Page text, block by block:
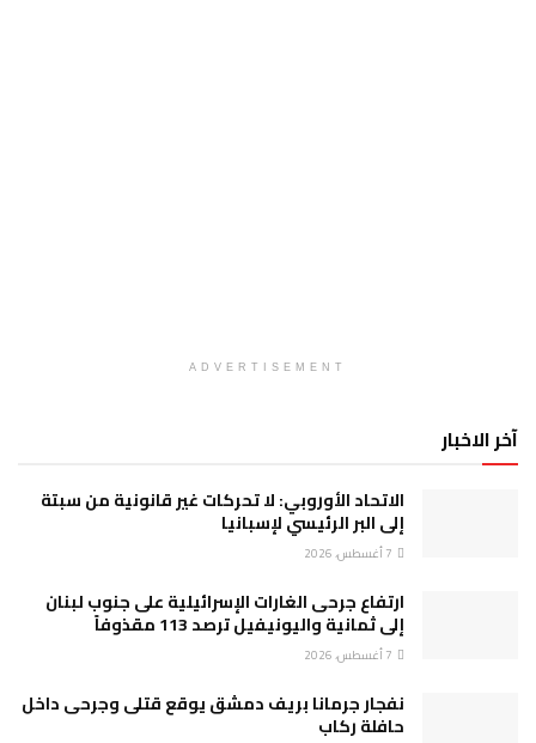
ADVERTISEMENT
آخر الاخبار
الاتحاد الأوروبي: لا تحركات غير قانونية من سبتة
إلى البر الرئيسي لإسبانيا
ارتفاع جرحى الغارات الإسرائيلية على جنوب لبنان
إلى ثمانية واليونيفيل ترصد 113 مقذوفاً
نفجار جرمانا بريف دمشق يوقع قتلى وجرحى داخل
حافلة ركاب